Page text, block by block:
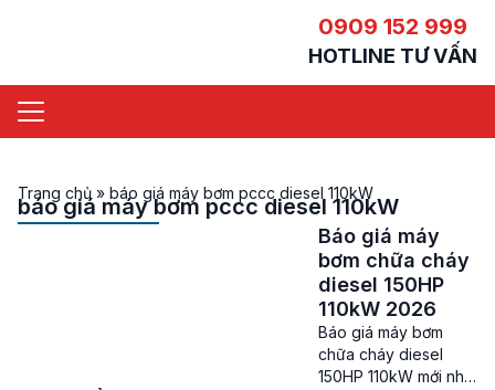
0909 152 999
HOTLINE TƯ VẤN
Trang chủ » báo giá máy bơm pccc diesel 110kW
báo giá máy bơm pccc diesel 110kW
Báo giá máy
bơm chữa cháy
diesel 150HP
110kW 2026
Báo giá máy bơm
chữa cháy diesel
150HP 110kW mới nhất